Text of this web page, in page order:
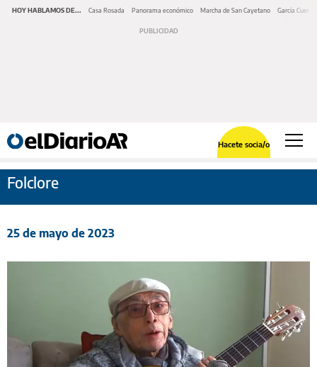
HOY HABLAMOS DE... Casa Rosada Panorama económico Marcha de San Cayetano García Cuerva
Hacete socia/o
Folclore
25 de mayo de 2023